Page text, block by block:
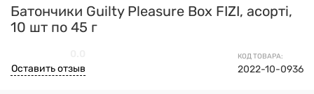
Батончики Guilty Pleasure Box FIZI, асорті,
10 шт по 45 г
КОД ТОВАРА:
2022-10-0936
Оставить отзыв